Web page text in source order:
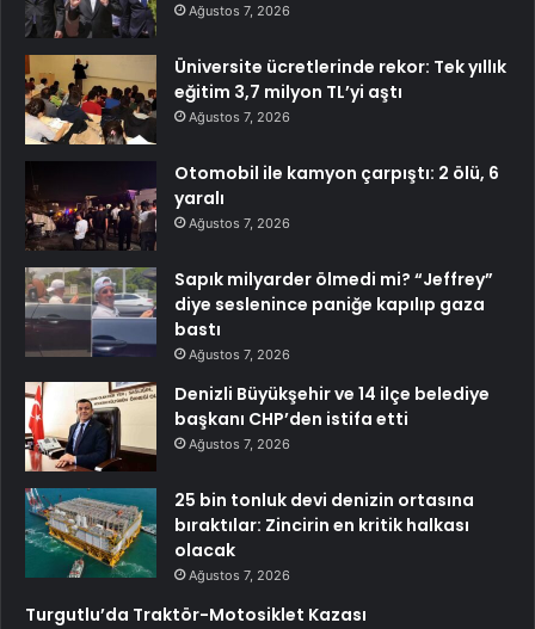
Ağustos 7, 2026
Üniversite ücretlerinde rekor: Tek yıllık
eğitim 3,7 milyon TL’yi aştı
Ağustos 7, 2026
Otomobil ile kamyon çarpıştı: 2 ölü, 6
yaralı
Ağustos 7, 2026
Sapık milyarder ölmedi mi? “Jeffrey”
diye seslenince paniğe kapılıp gaza
bastı
Ağustos 7, 2026
Denizli Büyükşehir ve 14 ilçe belediye
başkanı CHP’den istifa etti
Ağustos 7, 2026
25 bin tonluk devi denizin ortasına
bıraktılar: Zincirin en kritik halkası
olacak
Ağustos 7, 2026
Turgutlu’da Traktör-Motosiklet Kazası